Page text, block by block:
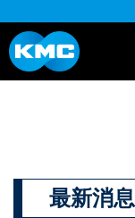
最新消息